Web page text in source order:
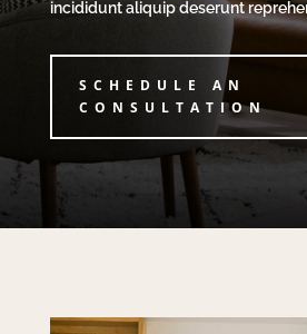
incididunt aliquip deserunt
SCHEDULE AN
CONSULTATION